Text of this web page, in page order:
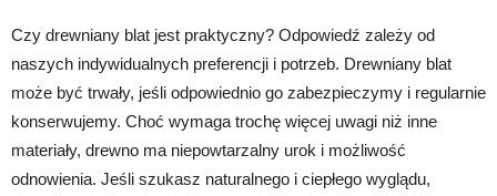
Czy drewniany blat jest praktyczny? Odpowiedź zależy od
naszych indywidualnych preferencji i potrzeb. Drewniany blat
może być trwały, jeśli odpowiednio go zabezpieczymy i regularnie
konserwujemy. Choć wymaga trochę więcej uwagi niż inne
materiały, drewno ma niepowtarzalny urok i możliwość
odnowienia. Jeśli szukasz naturalnego i ciepłego wyglądu,